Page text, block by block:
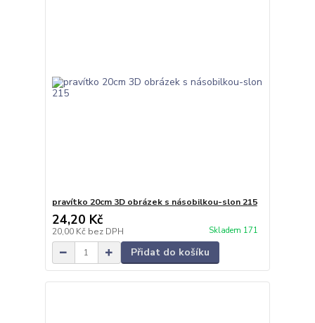
pravítko 20cm 3D obrázek s násobilkou-slon 215
24,20 Kč
20,00 Kč bez DPH Skladem 171
Přidat do košíku